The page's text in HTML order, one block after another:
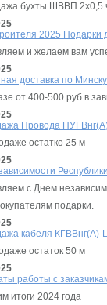
бухты ШВВП 2х0,5
2025 Подарки
и желаем вам
доставка по Минску
от 400-500 руб в
Провода
остатко 25 м
с Днем
подарки.
кабеля КГВВнг(А)-
остаток 50 м
работы с
итоги 2024 года